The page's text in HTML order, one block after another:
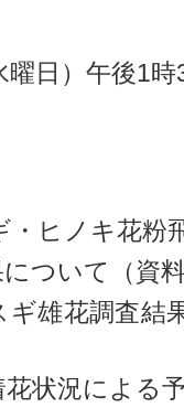
日）午後1
・ヒノキ花粉
ついて（資
雄花調査結
況による